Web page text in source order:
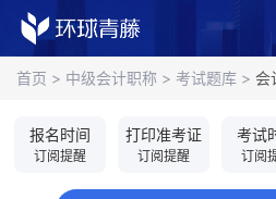
首页 > 中级会计职称 > 考试题库 > 会
报名时间
订阅提醒
打印准考证
订阅提醒
考试
订阅